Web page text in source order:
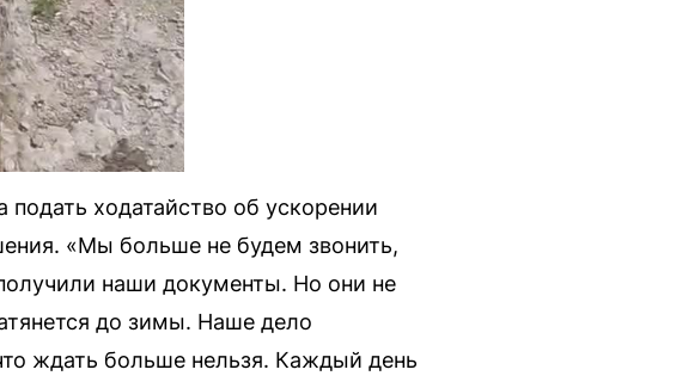
ходатайство об ускорении
«Мы больше не будем звонить,
наши документы. Но они не
до зимы. Наше дело
ждать больше нельзя. Каждый день